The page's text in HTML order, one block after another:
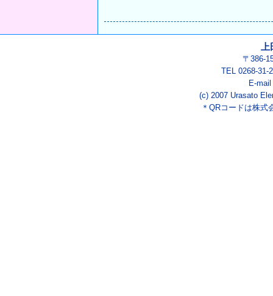
〒386-
TEL 0268-
E-mail
(c) 2007 Urasato
＊QRコードは株式